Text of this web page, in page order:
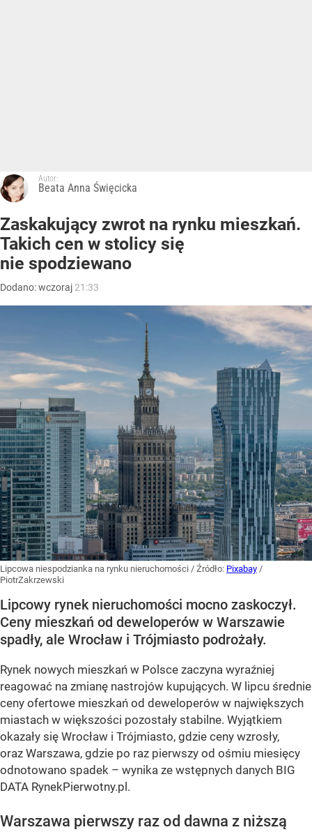
Autor:
Beata Anna Święcicka
Zaskakujący zwrot na rynku mieszkań.
Takich cen w stolicy się
nie spodziewano
Dodano:wczoraj 21:33
Lipcowa niespodzianka na rynku nieruchomości / Źródło: Pixabay /
PiotrZakrzewski
Lipcowy rynek nieruchomości mocno zaskoczył.
Ceny mieszkań od deweloperów w Warszawie
spadły, ale Wrocław i Trójmiasto podrożały.
Rynek nowych mieszkań w Polsce zaczyna wyraźniej
reagować na zmianę nastrojów kupujących. W lipcu średnie
ceny ofertowe mieszkań od deweloperów w największych
miastach w większości pozostały stabilne. Wyjątkiem
okazały się Wrocław i Trójmiasto, gdzie ceny wzrosły,
oraz Warszawa, gdzie po raz pierwszy od ośmiu miesięcy
odnotowano spadek – wynika ze wstępnych danych BIG
DATA RynekPierwotny.pl.
Warszawa pierwszy raz od dawna z niższą